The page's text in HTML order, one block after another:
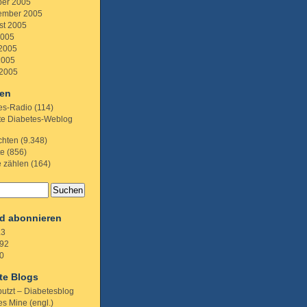
2005
2005
2005
Radio (114)
Diabetes-Weblog
(9.348)
(856)
zählen (164)
abonnieren
Blogs
– Diabetesblog
Mine (engl.)